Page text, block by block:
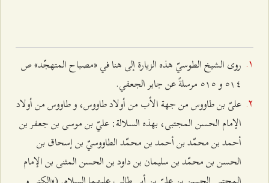
روى الشيخ الطوسيّ هذه الزيارة إلى هنا في «مصباح المتهجّد» ص
٥۱٤ و ٥۱٥ مرسلةً عن جابر الجعفي.
علىّ بن طاووس من جهة الأب من أولاد طاووس، و طاووس من أولاد
الإمام الحسن المجتبى، بهذه السلالة: عليّ بن موسى بن جعفر بن
أحمد بن محمّد بن أحمد بن محمّد الطاووسيّ بن إسحاق بن
الحسن بن محمّد بن سليمان بن داود بن الحسن المثنى بن الإمام